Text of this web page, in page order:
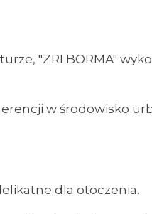
"ZRI BORMA"
w środowisko
dla otoczenia.